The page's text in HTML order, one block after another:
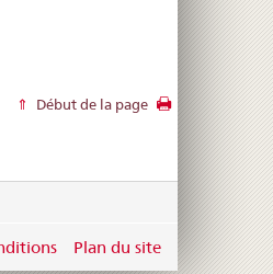
Début de la page
Plan du site